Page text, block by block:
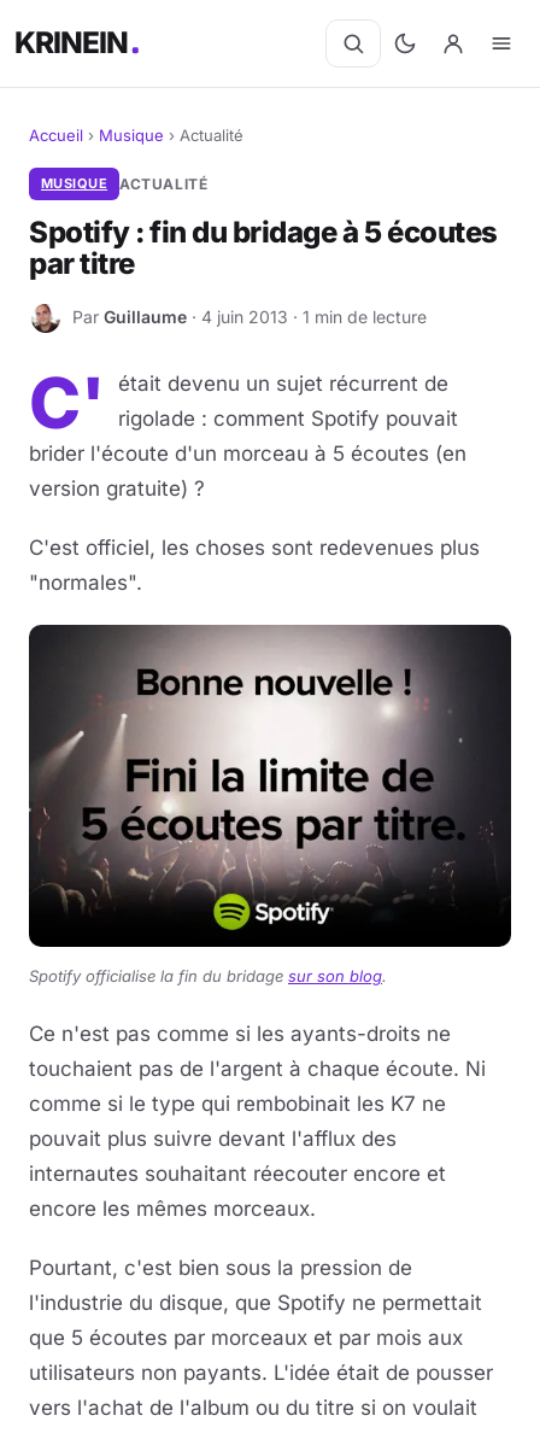
KRINEIN
Cinéma
Séries
Livres
Musique
Sciences & Tech
Accueil › Musique › Actualité
MUSIQUE ACTUALITÉ
Spotify : fin du bridage à 5 écoutes
par titre
G Par Guillaume · 4 juin 2013 · 1 min de lecture
C'
était devenu un sujet récurrent de
rigolade : comment Spotify pouvait
brider l'écoute d'un morceau à 5 écoutes (en
version gratuite) ?
C'est officiel, les choses sont redevenues plus
"normales".
Spotify officialise la fin du bridage sur son blog.
Ce n'est pas comme si les ayants-droits ne
touchaient pas de l'argent à chaque écoute. Ni
comme si le type qui rembobinait les K7 ne
pouvait plus suivre devant l'afflux des
internautes souhaitant réecouter encore et
encore les mêmes morceaux.
Pourtant, c'est bien sous la pression de
l'industrie du disque, que Spotify ne permettait
que 5 écoutes par morceaux et par mois aux
utilisateurs non payants. L'idée était de pousser
vers l'achat de l'album ou du titre si on voulait